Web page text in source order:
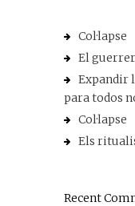
Col·lapse
El guerrer
Expandir
para todos
Col·lapse
Els
Recent